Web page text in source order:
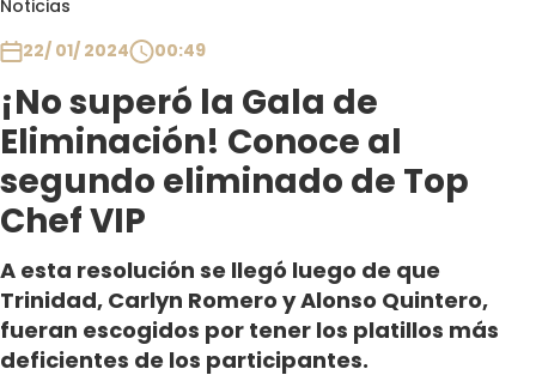
Noticias
22/ 01/ 2024
00:49
¡No superó la Gala de
Eliminación! Conoce al
segundo eliminado de Top
Chef VIP
A esta resolución se llegó luego de que
Trinidad, Carlyn Romero y Alonso Quintero,
fueran escogidos por tener los platillos más
deficientes de los participantes.
Club De La Comedia
Contigo en Directo
Plan Perfecto
El Tiempo
Sabingo
Todos Los Programas